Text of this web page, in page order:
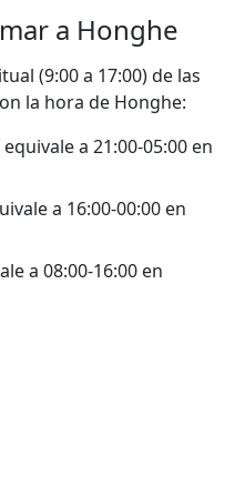
a Honghe
(9:00 a 17:00) de las
la hora de Honghe:
a 21:00-05:00 en
a 16:00-00:00 en
a 08:00-16:00 en